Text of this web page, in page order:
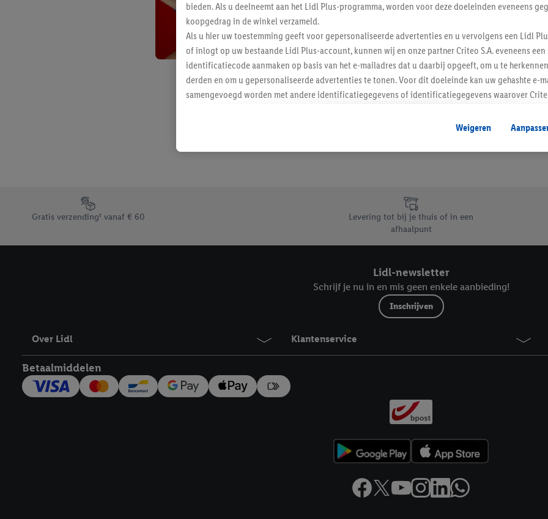
Footerelement met de verschillende USPs van Lidl.be
Gratis verzending¹ vanaf € 60
Levering tot bij je thuis of in een
afhaalpunt
Lidl-newsletter
Schrijf je nu in en mis geen enkele aanbieding!
Inschrijven
Over Lidl Klantenservice
Betaalmiddelen
bieden. Als u deelneemt aan het Lidl Plus-programma, worden voor deze doeleinden eveneens
koopgedrag in de winkel verzameld.
Als u hier uw toestemming geeft voor gepersonaliseerde advertenties en u vervolgens een Lidl
of inlogt op uw bestaande Lidl Plus-account, kunnen wij en onze partner Criteo S.A. eveneens
identificatiecode aanmaken op basis van het e-mailadres dat u daarbij opgeeft, om u te
derden en om u gepersonaliseerde advertenties te tonen. Voor dit doeleinde kan uw gehashte e-
samengevoegd worden met andere identificatiegegevens of identificatiegegevens waarover
Als u hiermee akkoord gaat, kunnen advertenties in het kader van retargeting, d.w.z. advertenties
u interesse hebt getoond (bijvoorbeeld door het product in de webshop aan uw winkelmandje
niet te kopen), ook op verschillende apparaten en verschillende Lidl-diensten worden
Onder “Aanpassen” kunt u individuele doeleinden toestaan en meer informatie vinden over de
Door op “weigeren” te klikken, kunt u alleen het gebruik van de noodzakelijke technologieën
“aanvaarden” te klikken, stemt u in met alle verwerkingen voor alle bovengenoemde doeleinden.
Weigeren